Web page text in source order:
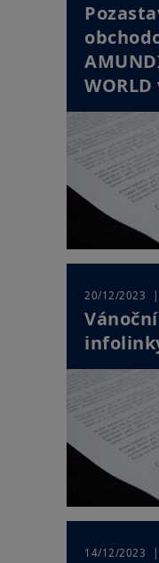
20/12/2023
14/12/2023